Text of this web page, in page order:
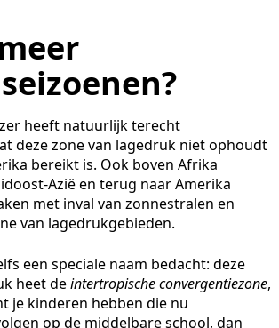
heeft natuurlijk terecht
deze zone van lagedruk niet ophoudt
bereikt is. Ook boven Afrika
Azië en terug naar Amerika
met inval van zonnestralen en
van lagedrukgebieden.
een speciale naam bedacht: deze
heet deintertropische convergentiezone,
je kinderen hebben die nu
op de middelbare school, dan